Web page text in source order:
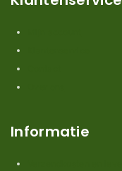
Informatie